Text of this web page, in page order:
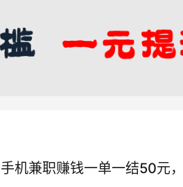
手机兼职赚钱一单一结50元